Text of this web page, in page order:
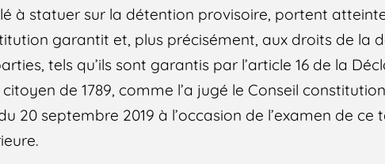
à statuer sur la détention provisoire, portent
garantit et, plus précisément, aux droits de la
tels qu’ils sont garantis par l’article 16 de la
de 1789, comme l’a jugé le Conseil
20 septembre 2019 à l’occasion de l’examen de